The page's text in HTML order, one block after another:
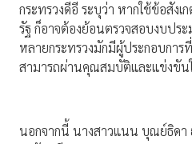
กระทรวงดีอี ระบุว่า หากใช้ข้อสัง
รัฐ ก็อาจต้องย้อนตรวจสอบงบปร
หลายกระทรวงมักมีผู้ประกอบการ
สามารถผ่านคุณสมบัติและแข่งขัน
นอกจากนี้ นางสาวแนน บุณย์ธิดา